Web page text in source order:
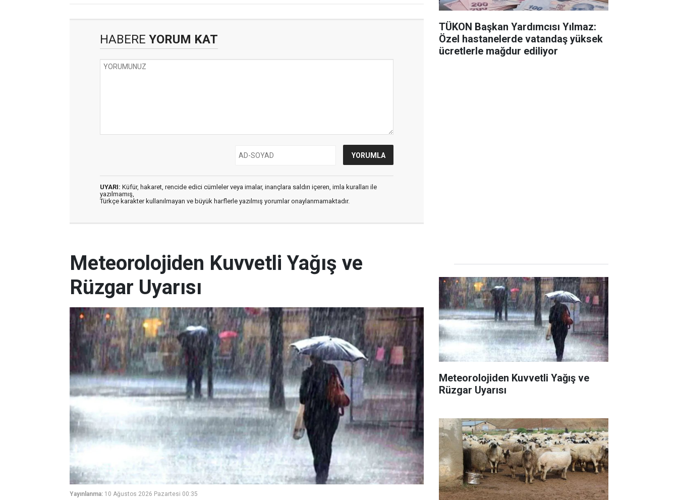
HABERE YORUM KAT
UYARI: Küfür, hakaret, rencide edici cümleler veya imalar, inançlara saldırı içeren, imla kuralları ile
yazılmamış,
Türkçe karakter kullanılmayan ve büyük harflerle yazılmış yorumlar onaylanmamaktadır.
TÜKON Başkan Yardımcısı Yılmaz:
Özel hastanelerde vatandaş yüksek
ücretlerle mağdur ediliyor
Meteorolojiden Kuvvetli Yağış ve
Rüzgar Uyarısı
Yayınlanma: 10 Ağustos 2026 Pazartesi 00:35
Meteorolojiden Kuvvetli Yağış ve
Rüzgar Uyarısı